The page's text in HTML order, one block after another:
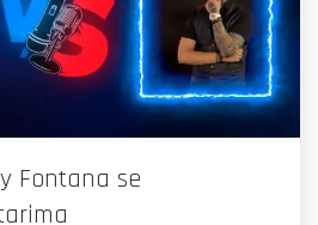
Fontana se